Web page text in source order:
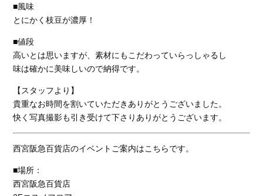
■風味
とにかく枝豆が濃厚！
■値段
高いとは思いますが、素材にもこだわっていらっしゃるし
味は確かに美味しいので納得です。
【スタッフより】
貴重なお時間を割いていただきありがとうございました。
快く写真撮影も引き受けて下さりありがとうございます。
西宮阪急百貨店のイベントご案内はこちらです。
■場所：
西宮阪急百貨店